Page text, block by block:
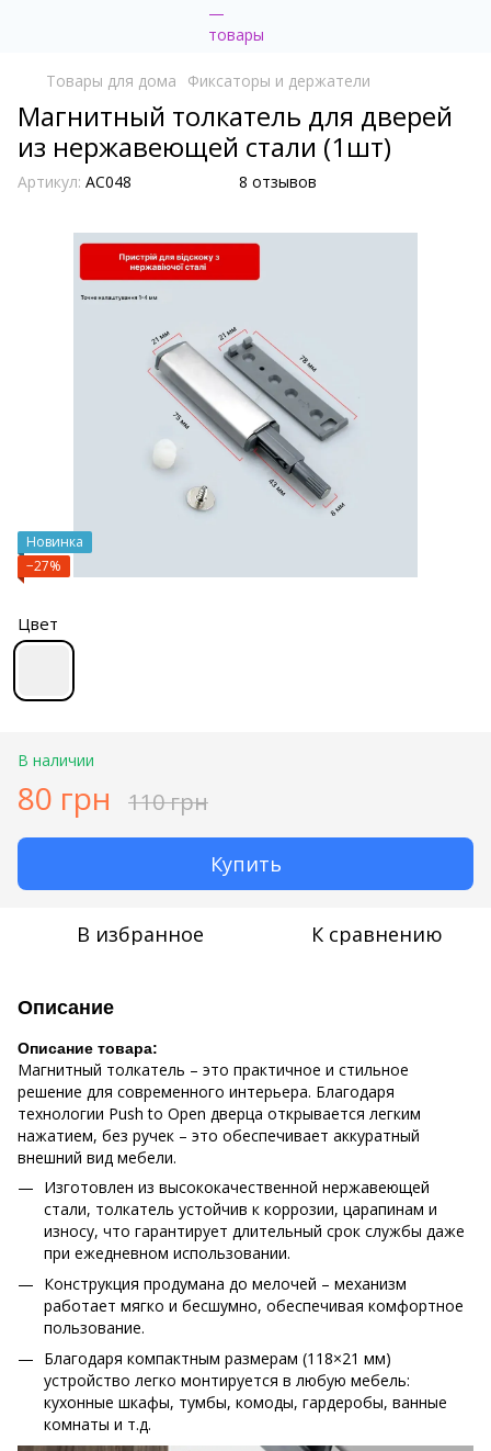
Товары для дома Фиксаторы и держатели
Магнитный толкатель для дверей
из нержавеющей стали (1шт)
Артикул: AC048 8 отзывов
Новинка
−27%
Цвет
В наличии
80 грн 110 грн
Купить
В избранное К сравнению
Описание
Описание товара:
Магнитный толкатель – это практичное и стильное
решение для современного интерьера. Благодаря
технологии Push to Open дверца открывается легким
нажатием, без ручек – это обеспечивает аккуратный
внешний вид мебели.
Изготовлен из высококачественной нержавеющей
стали, толкатель устойчив к коррозии, царапинам и
износу, что гарантирует длительный срок службы даже
при ежедневном использовании.
Конструкция продумана до мелочей – механизм
работает мягко и бесшумно, обеспечивая комфортное
пользование.
Благодаря компактным размерам (118×21 мм)
устройство легко монтируется в любую мебель:
кухонные шкафы, тумбы, комоды, гардеробы, ванные
комнаты и т.д.